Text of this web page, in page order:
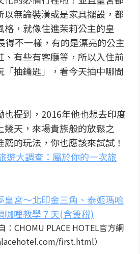
以無論裝潢或是家具擺設，都
格，就像住進茉莉公主的皇
得不一樣，有的是漂亮的公主
、有些有客廳等，所以入住前
「抽鑰匙」，看今天抽中哪間
也提到，2016年他也想去印度
幾天，來場貴族般的放鬆之
的玩法，你也應該來試試！
遊大調查：屬於你的一次旅
皇宮～北印金三角、泰姬瑪哈
咖哩教學７天(含簽稅)
：CHOMU PLACE HOTEL官方網
first.html）